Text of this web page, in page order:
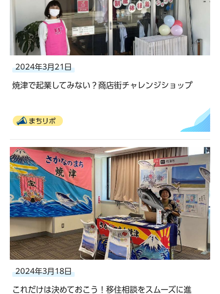
2024年3月21日
焼津で起業してみない？商店街チャレンジショップ
まちリポ
2024年3月18日
これだけは決めておこう！移住相談をスムーズに進